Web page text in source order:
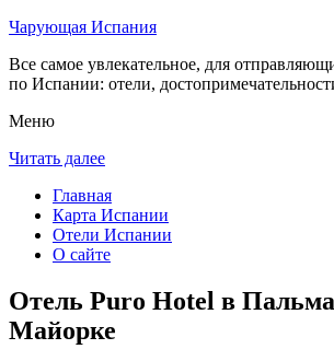
Чарующая Испания
Все самое увлекательное, для
по Испании: отели,
Меню
Читать далее
Главная
Карта Испании
Отели Испании
О сайте
Отель Puro Hotel в
Майорке